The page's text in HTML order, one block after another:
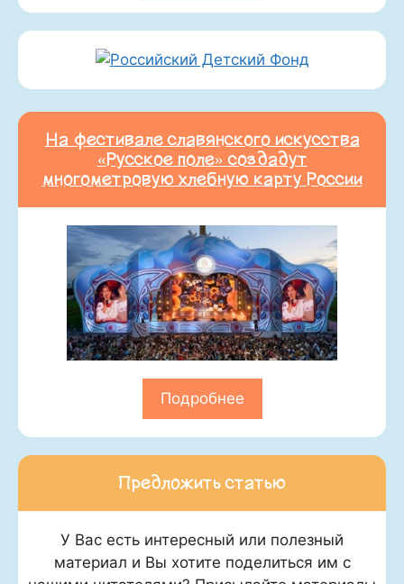
На фестивале славянского искусства
«Русское поле» создадут
многометровую хлебную карту России
Подробнее
Предложить статью
У Вас есть интересный или полезный
материал и Вы хотите поделиться им с